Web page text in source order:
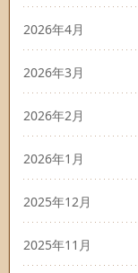
2026年4月
2026年3月
2026年2月
2026年1月
2025年12月
2025年11月